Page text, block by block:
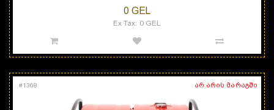
0 GEL
Ex Tax: 0 GEL
არ არის მარაგში
#1368